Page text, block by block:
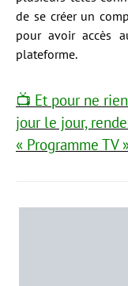
de se créer un
pour avoir accès
plateforme.
📺 Et pour ne
jour le jour,
« Programme TV